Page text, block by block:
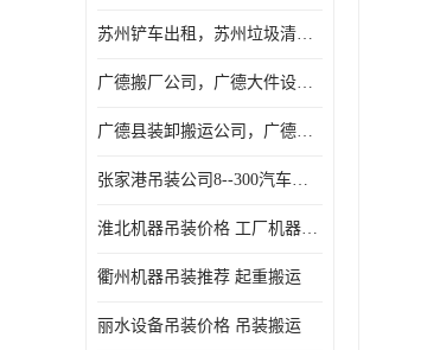
苏州铲车出租，苏州垃圾清理铲车租赁服务
广德搬厂公司，广德大件设备搬厂，广德搬运
广德县装卸搬运公司，广德县机器搬运公司
张家港吊装公司8--300汽车吊出租）
淮北机器吊装价格 工厂机器吊装
衢州机器吊装推荐 起重搬运
丽水设备吊装价格 吊装搬运